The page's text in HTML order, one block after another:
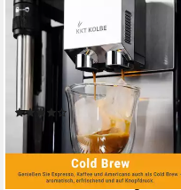
KKT KOLBE
Kaffeevollautomat Pure
Bohnenkapazität
15 bar
Pumpendruck
Touch-Bedienung
Bedienung
(14)
299,99 € UVP399,99 €
14,90 €mtl. in 24 Raten
lieferbar - in 2-3 Werktagen bei dir